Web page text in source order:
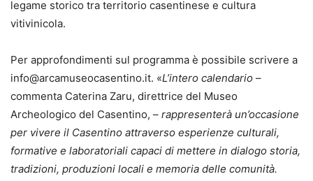
legame storico tra territorio casentinese e cultura
vitivinicola.
Per approfondimenti sul programma è possibile scrivere a
info@arcamuseocasentino.it. «L’intero calendario –
commenta Caterina Zaru, direttrice del Museo
Archeologico del Casentino, – rappresenterà un’occasione
per vivere il Casentino attraverso esperienze culturali,
formative e laboratoriali capaci di mettere in dialogo storia,
tradizioni, produzioni locali e memoria delle comunità.